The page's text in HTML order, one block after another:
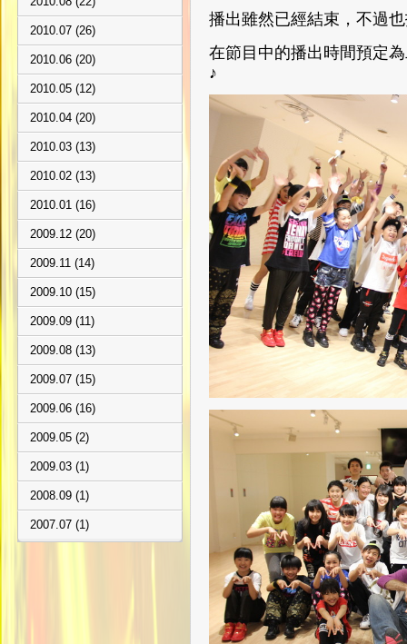
2010.07 (26)
2010.06 (20)
2010.05 (12)
2010.04 (20)
2010.03 (13)
2010.02 (13)
2010.01 (16)
2009.12 (20)
2009.11 (14)
2009.10 (15)
2009.09 (11)
2009.08 (13)
2009.07 (15)
2009.06 (16)
2009.05 (2)
2009.03 (1)
2008.09 (1)
2007.07 (1)
播出雖然已經結束，不過
在節目中的播出時間預定
♪